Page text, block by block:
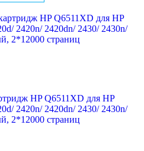
HP Q6511XD для HP
2420n/ 2420dn/ 2430/ 2430n/
2*12000 страниц